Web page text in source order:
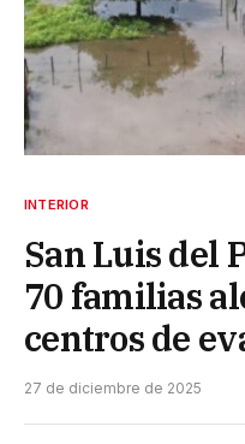
INTERIOR
San Luis del
70 familias
centros de
27 de diciembre de 2025